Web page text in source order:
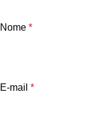
Nome *
E-mail *